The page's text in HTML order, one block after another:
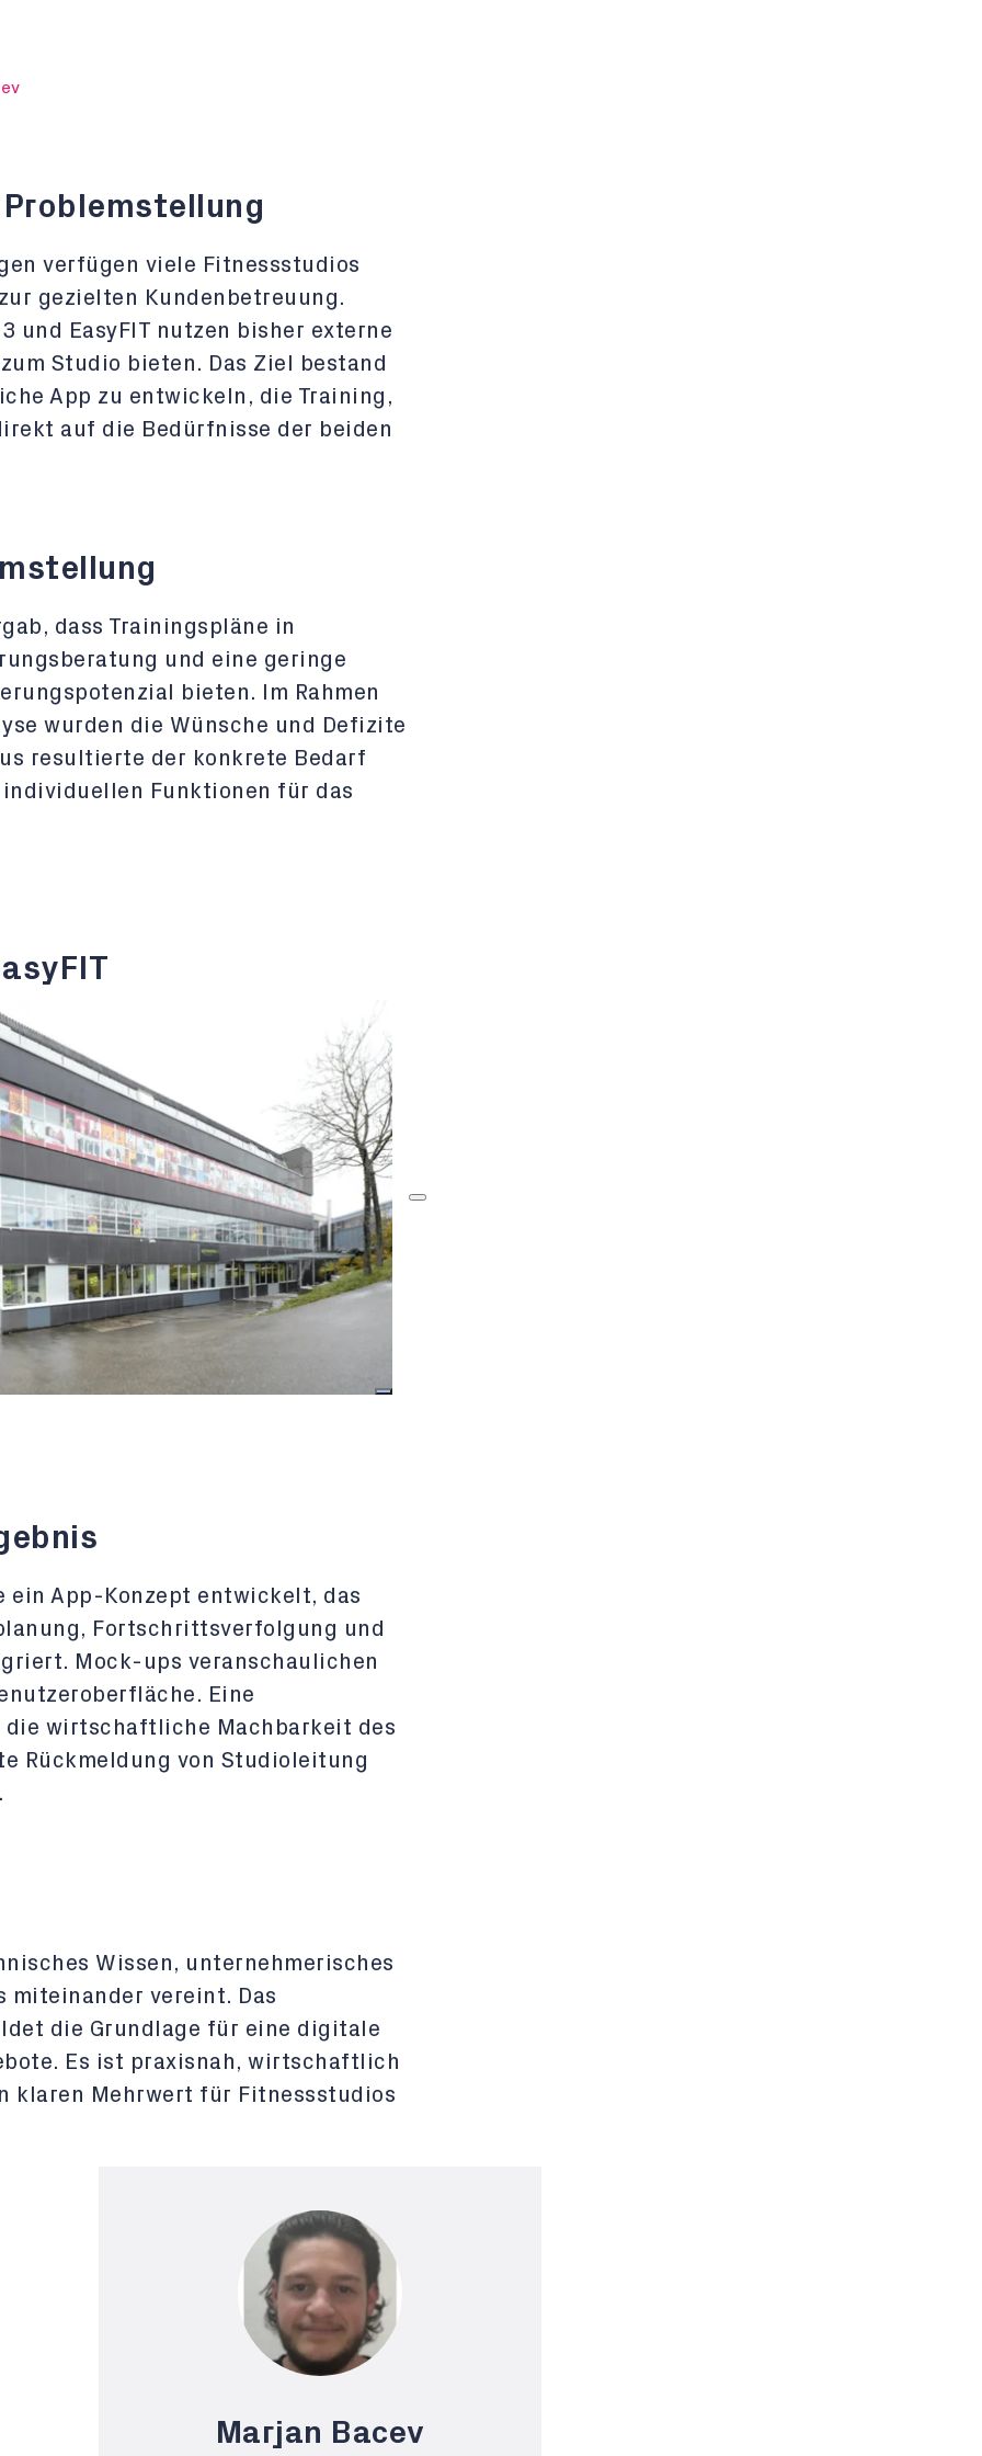
verfügen viele Fitnessstudios
gezielten Kundenbetreuung.
und EasyFIT nutzen bisher externe
Studio bieten. Das Ziel bestand
App zu entwickeln, die Training,
auf die Bedürfnisse der beiden
dass Trainingspläne in
und eine geringe
bieten. Im Rahmen
wurden die Wünsche und Defizite
resultierte der konkrete Bedarf
Funktionen für das
ein App-Konzept entwickelt, das
Fortschrittsverfolgung und
Mock-ups veranschaulichen
Eine
wirtschaftliche Machbarkeit des
Rückmeldung von Studioleitung
Wissen, unternehmerisches
miteinander vereint. Das
die Grundlage für eine digitale
Es ist praxisnah, wirtschaftlich
klaren Mehrwert für Fitnessstudios
Marjan Bacev